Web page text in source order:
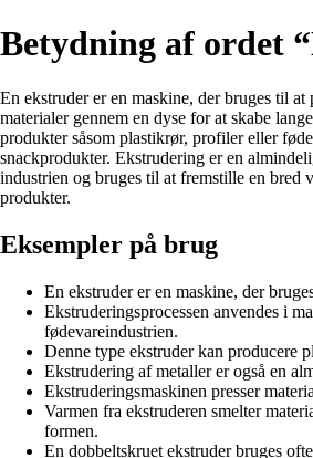
Betydning af ordet
En ekstruder er en maskine, der bruges til at
materialer gennem en dyse for at skabe
produkter såsom plastikrør, profiler eller
snackprodukter. Ekstrudering er en
industrien og bruges til at fremstille en bred
produkter.
Eksempler på brug
En ekstruder er en maskine, der
Ekstruderingsprocessen anvendes i
fødevareindustrien.
Denne type ekstruder kan producere
Ekstrudering af metaller er også en
Ekstruderingsmaskinen presser
Varmen fra ekstruderen smelter
formen.
En dobbeltskruet ekstruder bruges